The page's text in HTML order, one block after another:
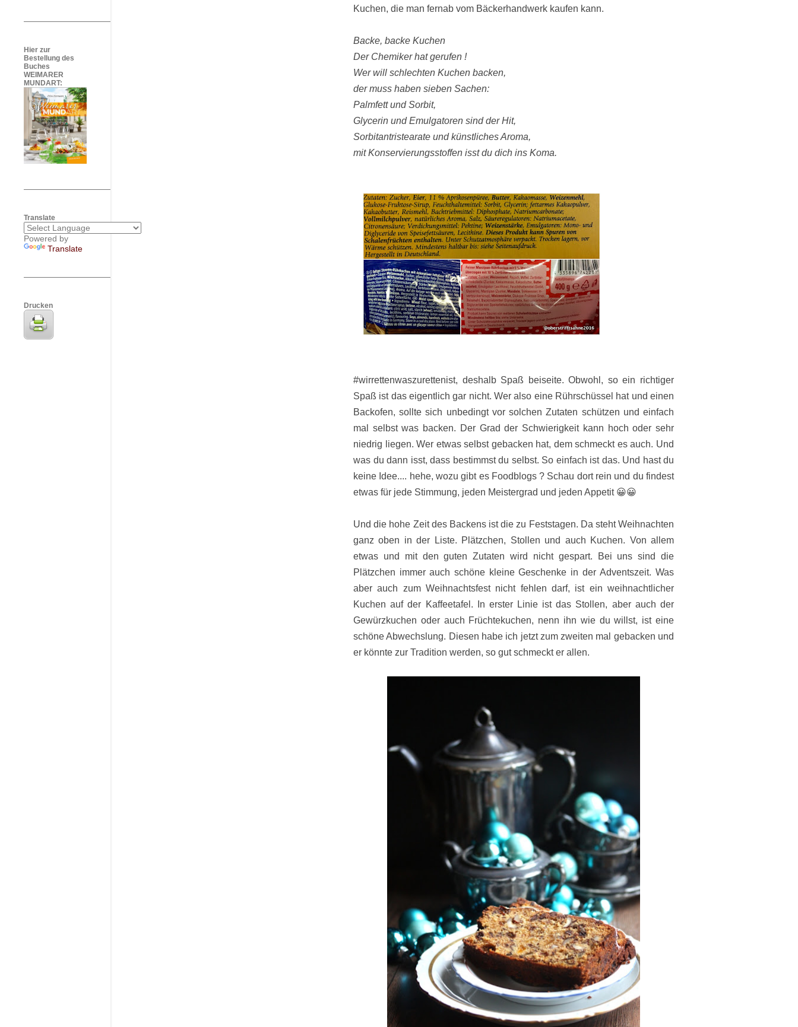
Kuchen, die man fernab vom Bäckerhandwerk kaufen kann.
Backe, backe Kuchen
Der Chemiker hat gerufen !
Wer will schlechten Kuchen backen,
der muss haben sieben Sachen:
Palmfett und Sorbit,
Glycerin und Emulgatoren sind der Hit,
Sorbitantristearate und künstliches Aroma,
mit Konservierungsstoffen isst du dich ins Koma.
#wirrettenwaszurettenist, deshalb Spaß beiseite. Obwohl, so ein richtiger
Spaß ist das eigentlich gar nicht. Wer also eine Rührschüssel hat und einen
Backofen, sollte sich unbedingt vor solchen Zutaten schützen und einfach
mal selbst was backen. Der Grad der Schwierigkeit kann hoch oder sehr
niedrig liegen. Wer etwas selbst gebacken hat, dem schmeckt es auch. Und
was du dann isst, dass bestimmst du selbst. So einfach ist das. Und hast du
keine Idee.... hehe, wozu gibt es Foodblogs ? Schau dort rein und du findest
etwas für jede Stimmung, jeden Meistergrad und jeden Appetit 😀😀
Und die hohe Zeit des Backens ist die zu Feststagen. Da steht Weihnachten
ganz oben in der Liste. Plätzchen, Stollen und auch Kuchen. Von allem
etwas und mit den guten Zutaten wird nicht gespart. Bei uns sind die
Plätzchen immer auch schöne kleine Geschenke in der Adventszeit. Was
aber auch zum Weihnachtsfest nicht fehlen darf, ist ein weihnachtlicher
Kuchen auf der Kaffeetafel. In erster Linie ist das Stollen, aber auch der
Gewürzkuchen oder auch Früchtekuchen, nenn ihn wie du willst, ist eine
schöne Abwechslung. Diesen habe ich jetzt zum zweiten mal gebacken und
er könnte zur Tradition werden, so gut schmeckt er allen.
Hier zur
Bestellung des
Buches
WEIMARER
MUNDART:
Translate
Powered by
Translate
Drucken